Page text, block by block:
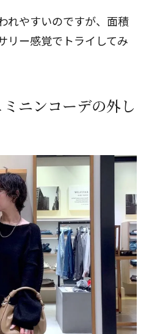
れやすいのですが、面積
リー感覚でトライしてみ
ニンコーデの外し